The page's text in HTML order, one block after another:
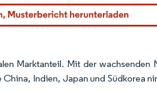
gemäß CC BY 4.0.
Marktanteil. Mit der wachsenden
Indien, Japan und Südkorea